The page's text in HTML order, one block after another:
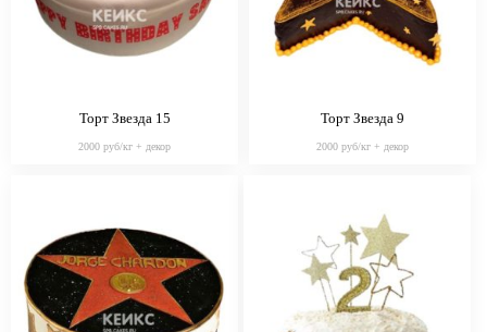
Торт Звезда 15
2000 руб/кг + декор
Торт Звезда 9
2000 руб/кг + декор